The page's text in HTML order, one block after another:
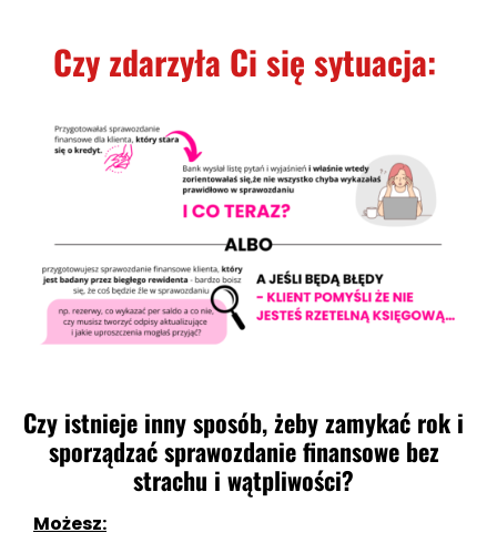
Czy zdarzyła Ci się sytuacja:
Czy istnieje inny sposób, żeby zamykać rok i
sporządzać sprawozdanie finansowe bez
strachu i wątpliwości?
Możesz: